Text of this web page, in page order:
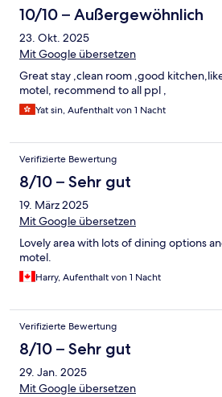
10/10 – Außergewöhnlich
23. Okt. 2025
Mit Google übersetzen
Great stay ,clean room ,good
motel, recommend to all ppl ,
Yat sin, Aufenthalt von 1 Nacht
Verifizierte Bewertung
8/10 – Sehr gut
19. März 2025
Mit Google übersetzen
Lovely area with lots of dining options
motel.
Harry, Aufenthalt von 1 Nacht
Verifizierte Bewertung
8/10 – Sehr gut
29. Jan. 2025
Mit Google übersetzen